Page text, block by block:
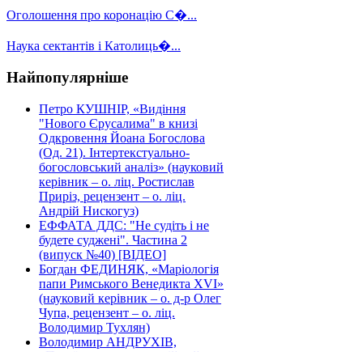
Оголошення про коронацію С�...
Наука сектантів і Католиць�...
Найпопулярніше
Петро КУШНІР, «Видіння
"Нового Єрусалима" в книзі
Одкровення Йоана Богослова
(Од. 21). Інтертекстуально-
богословський аналіз» (науковий
керівник – о. ліц. Ростислав
Приріз, рецензент – о. ліц.
Андрій Нискогуз)
ЕФФАТА ДДС: "Не судіть і не
будете суджені". Частина 2
(випуск №40) [ВІДЕО]
Богдан ФЕДИНЯК, «Маріологія
папи Римського Венедикта XVI»
(науковий керівник – о. д-р Олег
Чупа, рецензент – о. ліц.
Володимир Тухлян)
Володимир АНДРУХІВ,